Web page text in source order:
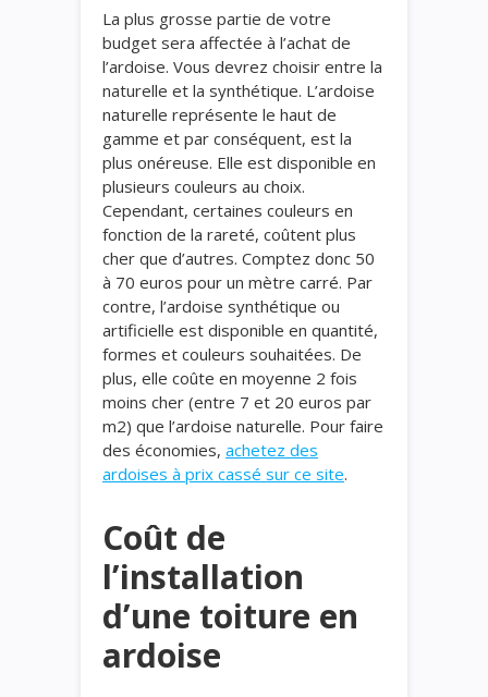
La plus grosse partie de votre
budget sera affectée à l’achat de
l’ardoise. Vous devrez choisir entre la
naturelle et la synthétique. L’ardoise
naturelle représente le haut de
gamme et par conséquent, est la
plus onéreuse. Elle est disponible en
plusieurs couleurs au choix.
Cependant, certaines couleurs en
fonction de la rareté, coûtent plus
cher que d’autres. Comptez donc 50
à 70 euros pour un mètre carré. Par
contre, l’ardoise synthétique ou
artificielle est disponible en quantité,
formes et couleurs souhaitées. De
plus, elle coûte en moyenne 2 fois
moins cher (entre 7 et 20 euros par
m2) que l’ardoise naturelle. Pour faire
des économies, achetez des
ardoises à prix cassé sur ce site.
Coût de
l’installation
d’une toiture en
ardoise